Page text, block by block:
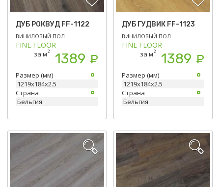
ДУБ РОКВУД FF-1122
ВИНИЛОВЫЙ ПОЛ
FINE FLOOR
за м2 1389 Р
Размер (мм)
1219х184х2.5
Страна
Бельгия
ДУБ ГУДВИК FF-1123
ВИНИЛОВЫЙ ПОЛ
FINE FLOOR
за м2 1389 Р
Размер (мм)
1219х184х2.5
Страна
Бельгия